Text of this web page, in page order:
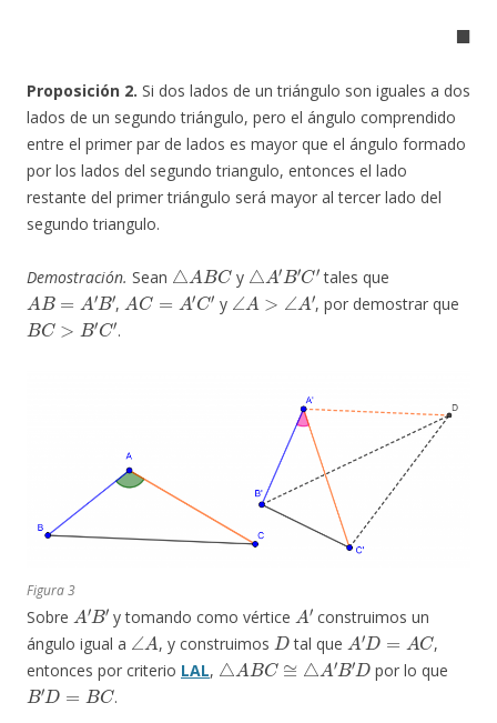
◼
Proposición 2. Si dos lados de un triángulo son iguales a dos
lados de un segundo triángulo, pero el ángulo comprendido
entre el primer par de lados es mayor que el ángulo formado
por los lados del segundo triangulo, entonces el lado
restante del primer triángulo será mayor al tercer lado del
segundo triangulo.
Demostración. Sean
△ ABC
y
△ A′B′C′
tales que
AB=A′B′
,
AC=A ′C′
y
∠A>∠A ′
, por demostrar que
BC> C′
.
Figura 3
Sobre
A′B′
y tomando como vértice
A′
construimos un
ángulo igual a
∠A
, y construimos
D
tal que
A′D=AC
,
entonces por criterio LAL,
△ABC≅△A′ B′D
por lo que
B′D=BC
.